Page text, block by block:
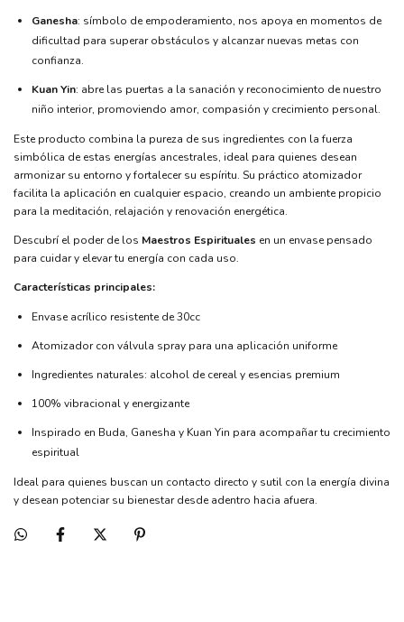
Ganesha: símbolo de empoderamiento, nos apoya en momentos de
dificultad para superar obstáculos y alcanzar nuevas metas con
confianza.
Kuan Yin: abre las puertas a la sanación y reconocimiento de nuestro
niño interior, promoviendo amor, compasión y crecimiento personal.
Este producto combina la pureza de sus ingredientes con la fuerza
simbólica de estas energías ancestrales, ideal para quienes desean
armonizar su entorno y fortalecer su espíritu. Su práctico atomizador
facilita la aplicación en cualquier espacio, creando un ambiente propicio
para la meditación, relajación y renovación energética.
Descubrí el poder de los Maestros Espirituales en un envase pensado
para cuidar y elevar tu energía con cada uso.
Características principales:
Envase acrílico resistente de 30cc
Atomizador con válvula spray para una aplicación uniforme
Ingredientes naturales: alcohol de cereal y esencias premium
100% vibracional y energizante
Inspirado en Buda, Ganesha y Kuan Yin para acompañar tu crecimiento
espiritual
Ideal para quienes buscan un contacto directo y sutil con la energía divina
y desean potenciar su bienestar desde adentro hacia afuera.